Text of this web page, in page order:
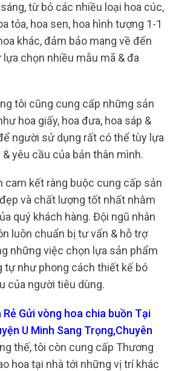
từ bỏ các nhiều loại hoa cúc,
tỏa, hoa sen, hoa hình tượng 1-1
khác, đảm bảo mang về đến
chọn nhiều mẫu mã & đa
tôi cũng cung cấp những sản
hoa giấy, hoa đưa, hoa sáp &
người sử dụng rất có thể tùy lựa
yêu cầu của bản thân mình.
cam kết ràng buộc cung cấp sản
và chất lượng tốt nhất nhằm
quý khách hàng. Đội ngũ nhân
luôn chuẩn bị tư vấn & hỗ trợ
những việc chọn lựa sản phẩm
tự như phong cách thiết kế bó
của người tiêu dùng.
Gửi vòng hoa chia buồn Tại
U Minh Sang Trọng,Chuyên
thế, tôi còn cung cấp Thương
hoa tại nhà tới những vị trí khác